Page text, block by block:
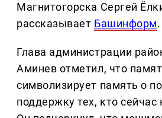
Магнитогорска Сергей
рассказывает Башинформ.
Глава администрации
Аминев отметил, что
символизирует память о
поддержку тех, кто сейчас